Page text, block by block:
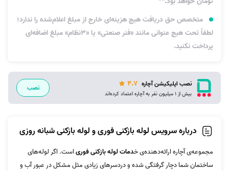
متخصص حق دریافت هیچ هزینه‌ای خارج از مبلغ اعلام‌شده را ندارد؛
لطفاً تحت هیچ عنوانی مانند «فنر صنعتی» یا «۳نظام» مبلغ اضافه‌ای
پرداخت نکنید.
نصب اپلیکیشن آچاره 4.7
بیش از 1 میلیون نفر به آچاره اعتماد کرده‌اند
نصب
درباره سرویس لوله بازکنی فوری و لوله بازکنی شبانه روزی
مجموعه‌ی آچاره ارائه‌دهنده‌ی خدمات لوله بازکنی فوریاست. اگر لوله‌های
ساختمان شما دچار گرفتگی شده و دردسرهای زیادی مثل مشکل در عبور آب و